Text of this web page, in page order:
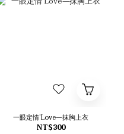
一眼定情’Love—抹胸上衣
NT$300